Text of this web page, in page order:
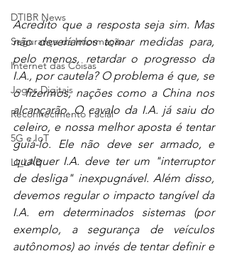
DTIBR News
Segurança da Informação
Internet das Coisas
Jogos Digitais
Reconhecimento Facial
5G e IoT
LI_LAB
Acredito que a resposta seja sim. Mas
não deveríamos tomar medidas para,
pelo menos, retardar o progresso da
I.A., por cautela? O problema é que, se
o fizermos, nações como a China nos
alcançarão. O cavalo da I.A. já saiu do
celeiro, e nossa melhor aposta é tentar
guiá-lo. Ele não deve ser armado, e
qualquer I.A. deve ter um "interruptor
de desliga" inexpugnável. Além disso,
devemos regular o impacto tangível da
I.A. em determinados sistemas (por
exemplo, a segurança de veículos
autônomos) ao invés de tentar definir e